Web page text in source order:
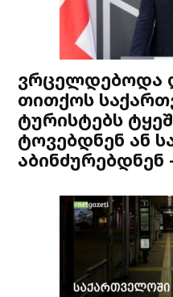
ვრცელდებოდა
თითქოს
ტურისტებს
ტოვებდნენ ან
აბინძურებდნენ